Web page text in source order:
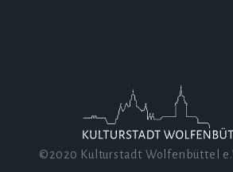
©2020 Kulturstadt Wolfenbüttel